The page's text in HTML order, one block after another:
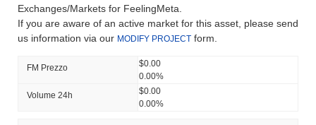
Exchanges/Markets for FeelingMeta.
If you are aware of an active market for this asset, please send
us information via our MODIFY PROJECT form.
FM Prezzo
$0.00
0.00%
Volume 24h
$0.00
0.00%